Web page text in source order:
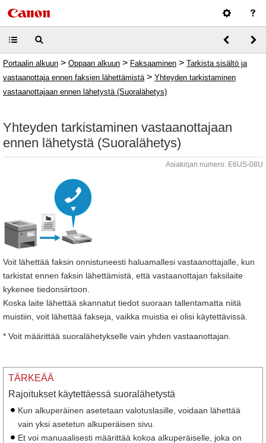
Portaalin alkuun > Oppaan alkuun > Faksaaminen > Tarkista sisältö ja
vastaanottaja ennen faksien lähettämistä > Yhteyden tarkistaminen
vastaanottajaan ennen lähetystä (Suoralähetys)
Yhteyden tarkistaminen vastaanottajaan
ennen lähetystä (Suoralähetys)
Asiakirjan numero: E6US-08U
Voit lähettää faksin onnistuneesti haluamallesi vastaanottajalle, kun
tarkistat ennen faksin lähettämistä, että vastaanottajan faksilaite
kykenee tiedonsiirtoon.
Koska laite lähettää skannatut tiedot suoraan tallentamatta niitä
muistiin, voit lähettää fakseja, vaikka muistia ei olisi käytettävissä.
* Voit määrittää suoralähetykselle vain yhden vastaanottajan.
TÄRKEÄÄ
Rajoitukset käytettäessä suoralähetystä
Kun alkuperäinen asetetaan valotuslasille, voidaan lähettää
vain yksi asetetun alkuperäisen sivu.
Et voi manuaalisesti määrittää kokoa alkuperäiselle, joka on